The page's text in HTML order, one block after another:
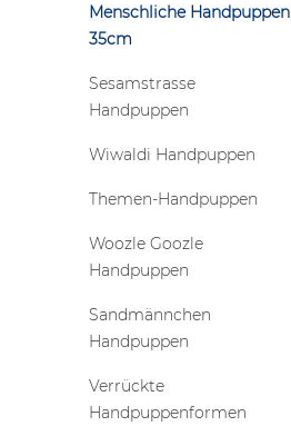
Menschliche Handpuppen
35cm
Sesamstrasse
Handpuppen
Wiwaldi Handpuppen
Themen-Handpuppen
Woozle Goozle
Handpuppen
Sandmännchen
Handpuppen
Verrückte
Handpuppenformen